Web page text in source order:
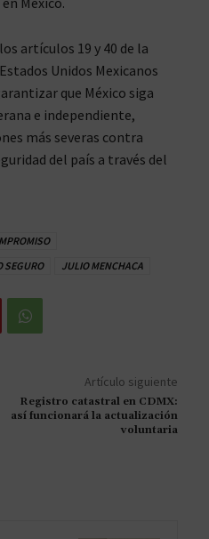
artículos 19 y 40 de la
Unidos Mexicanos
que México siga
e independiente,
más severas contra
del país a través del
SEGURO JULIO MENCHACA
Artículo siguiente
Registro catastral en CDMX:
así funcionará la actualización
voluntaria